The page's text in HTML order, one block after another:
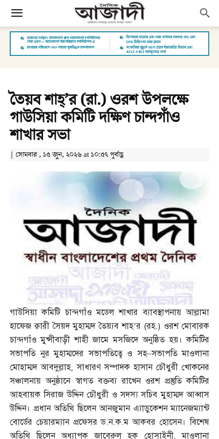
তৈয়ব শাহ্‌’র (রা.) ওরশ উপলক্ষে
গাউসিয়া কমিটি দক্ষিণ চান্দগাঁও
শাখার সভা
| সোমবার , ১৫ জুন, ২০২৬ at ১০:৫৭ পূর্বাহ্ণ
গাউসিয়া কমিটি চান্দগাঁও মডেল শাখার ব্যাবস্থাপনায় আল্লামা
হাফেজ ক্বারী সৈয়দ মুহাম্মদ তৈয়্যব শাহ’র (রহ.) ওরশ মোবারক
চান্দগাঁও মুন্সীবাড়ী শাহী জামে মসজিদে অনুষ্ঠিত হয়। কমিটির
সভাপতি নুর মুহাম্মদের সভাপতিত্বে ও সহ–সভাপতি মাওলানা
মোহাম্মদ আবদুল্লাহ,সাধারণ সম্পাদক হাসান চৌধুরী খোকনের
সঞ্চালনায় অনুষ্ঠানে স্বাগত বক্তব্য রাখেন ওরশ প্রস্তুতি কমিটির
আহবায়ক সিরাজ উদ্দিন চৌধুরী ও সদস্য সচিব মুহাম্মদ আব্বাস
উদ্দিন। প্রধান অতিথি ছিলেন আনজুমান এ্যাডুকেশন ম্যানেজম্যান্ট
বোর্ডের চেয়ারম্যান প্রফেসর ড.ন.ক.ম আকবর হোসেন। বিশেষ
অতিথি ছিলেন অধ্যাপক জাবেরুল হক হোসাইনী,মাওলানা